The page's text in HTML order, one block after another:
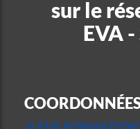
sur le
EVA